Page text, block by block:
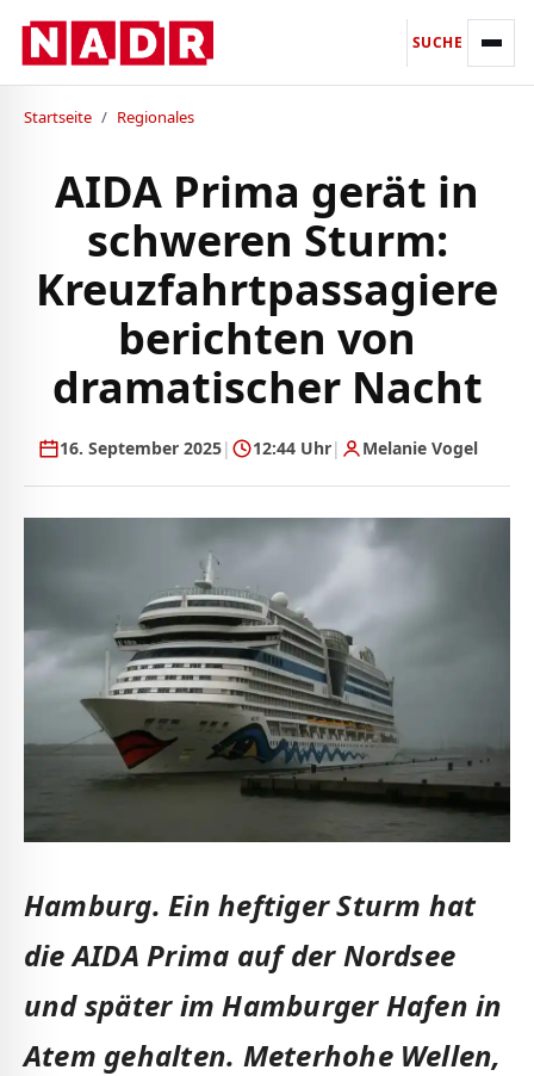
SUCHE
Startseite / Regionales
AIDA Prima gerät in
schweren Sturm:
Kreuzfahrtpassagiere
berichten von
dramatischer Nacht
16. September 2025| 12:44 Uhr| Melanie Vogel
Hamburg. Ein heftiger Sturm hat
die AIDA Prima auf der Nordsee
und später im Hamburger Hafen in
Atem gehalten. Meterhohe Wellen,